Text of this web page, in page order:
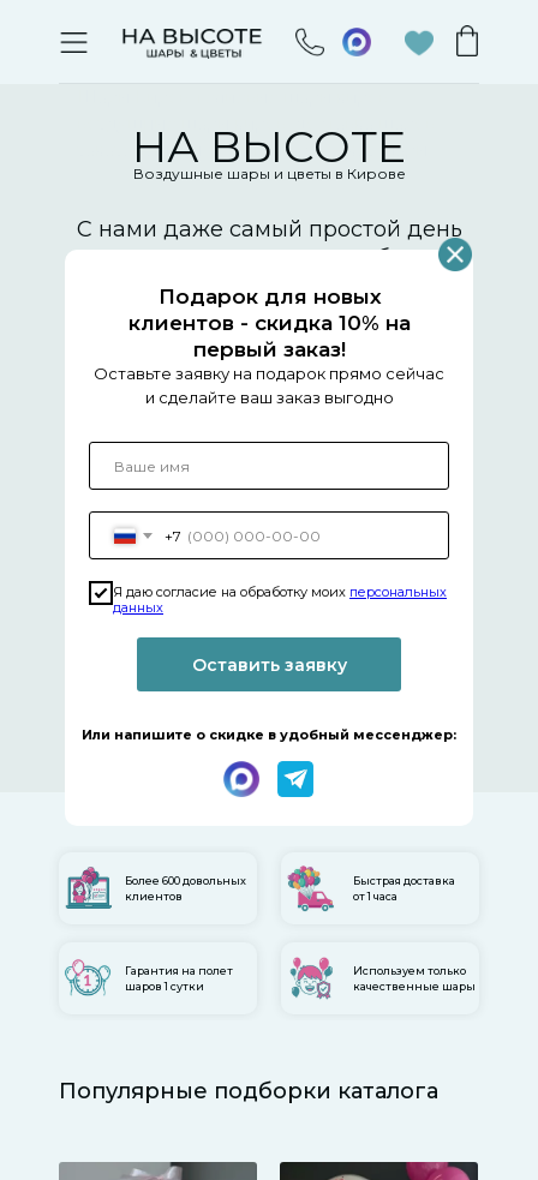
Или напишите о скидке в удобный мессенджер:
+7
Я даю согласие на обработку моих персональных
данных
Оставить заявку
Подарок для новых
клиентов - скидка 10% на
первый заказ!
Оставьте заявку на подарок прямо сейчас
и сделайте ваш заказ выгодно
заказать шары, купить шары, заказ шары
Скидка 10% на 1 заказ
1 сентября →
Получить скидку
С нами даже самый простой день
превращается в яркое событие!
Воздушные шары и цветы в Кирове
НА ВЫСОТЕ
Более 600 довольных
клиентов
Быстрая доставка
от 1 часа
Гарантия на полет
шаров 1 сутки
Используем только
качественные шары
Популярные подборки каталога
шарами